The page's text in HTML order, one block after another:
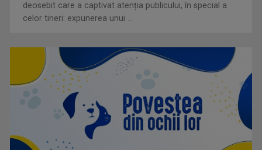
deosebit care a captivat atenția publicului, în special a
celor tineri: expunerea unui ...